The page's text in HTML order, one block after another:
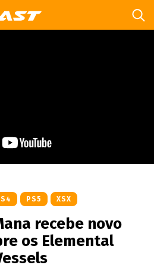
PS5 XSX
recebe novo
os Elemental